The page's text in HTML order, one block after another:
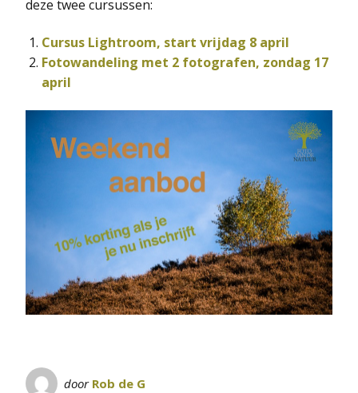
deze twee cursussen:
Cursus Lightroom, start vrijdag 8 april
Fotowandeling met 2 fotografen, zondag 17
april
door Rob de G